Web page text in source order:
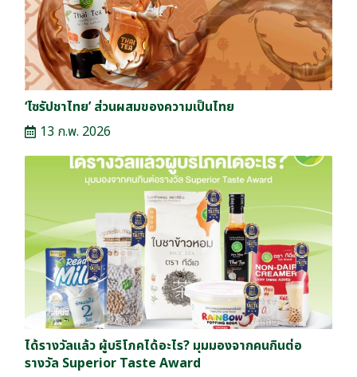
‘ไซรัปชาไทย’ ส่วนผสมของความเป็นไทย
13 ก.พ. 2026
ได้รางวัลแล้ว ผู้บริโภคได้อะไร? มุมมองจากคนกินต่อ
รางวัล Superior Taste Award